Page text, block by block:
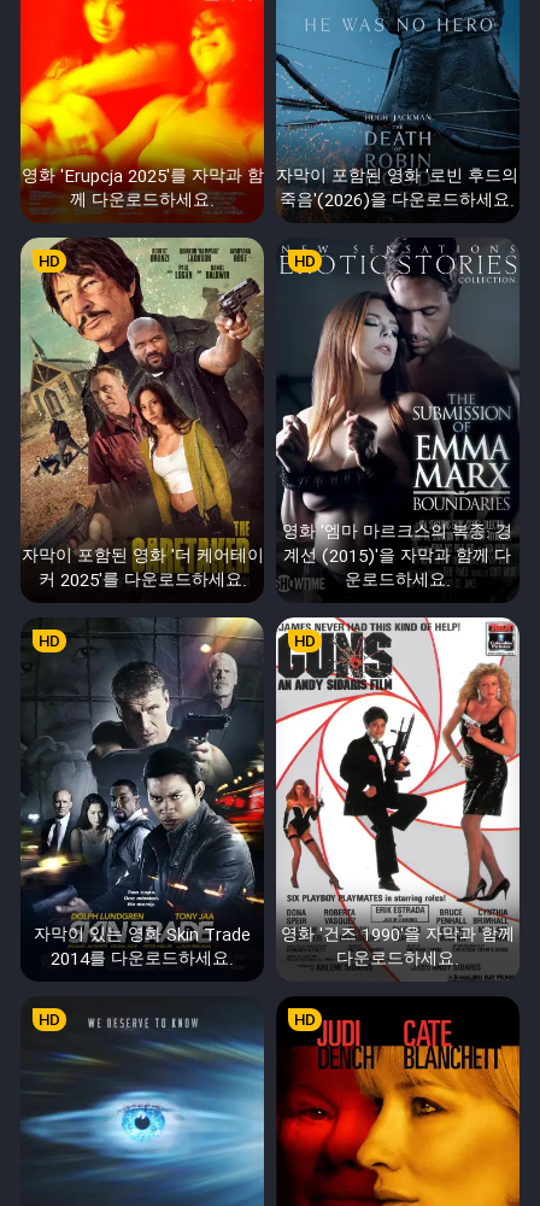
영화 'Erupcja 2025'를 자막과 함
께 다운로드하세요.
자막이 포함된 영화 '로빈 후드의
죽음'(2026)을 다운로드하세요.
자막이 포함된 영화 '더 케어테이
커 2025'를 다운로드하세요.
HD
영화 '엠마 마르크스의 복종: 경
계선 (2015)'을 자막과 함께 다
운로드하세요.
HD
자막이 있는 영화 Skin Trade
2014를 다운로드하세요.
HD
영화 '건즈 1990'을 자막과 함께
다운로드하세요.
HD
HD HD